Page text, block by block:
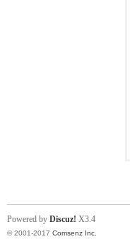
Powered by Discuz! X3.4
© 2001-2017 Comsenz Inc.